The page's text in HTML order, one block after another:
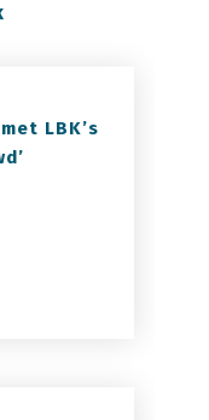
LBK’s